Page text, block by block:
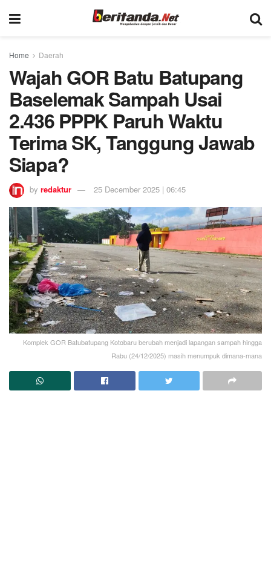
Home Daerah
Wajah GOR Batu Batupang
Baselemak Sampah Usai
2.436 PPPK Paruh Waktu
Terima SK, Tanggung Jawab
Siapa?
by redaktur 25 December 2025 | 06:45
Komplek GOR Batubatupang Kotobaru berubah menjadi lapangan sampah hingga
Rabu (24/12/2025) masih menumpuk dimana-mana